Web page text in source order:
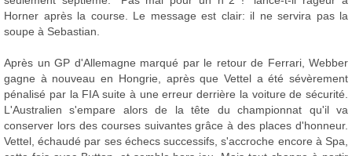
Horner après la course. Le message est clair: il ne servira pas la
soupe à Sebastian.
Après un GP d'Allemagne marqué par le retour de Ferrari, Webber
gagne à nouveau en Hongrie, après que Vettel a été sévèrement
pénalisé par la FIA suite à une erreur derrière la voiture de sécurité.
L'Australien s'empare alors de la tête du championnat qu'il va
conserver lors des courses suivantes grâce à des places d'honneur.
Vettel, échaudé par ses échecs successifs, s'accroche encore à Spa,